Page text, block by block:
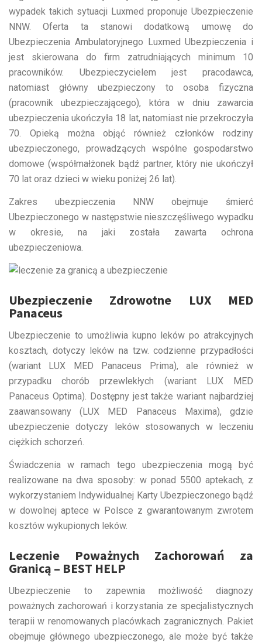
wypadek takich sytuacji Luxmed proponuje Ubezpieczenie
NNW. Oferta ta stanowi dodatkową umowę do
Ubezpieczenia Ambulatoryjnego Luxmed Ubezpieczenia i
jest skierowana do firm zatrudniających minimum 10
pracowników. Ubezpieczycielem jest pracodawca,
natomiast główny ubezpieczony to osoba fizyczna
(pracownik ubezpieczającego), która w dniu zawarcia
ubezpieczenia ukończyła 18 lat, natomiast nie przekroczyła
70. Opieką można objąć również członków rodziny
ubezpieczonego, prowadzących wspólne gospodarstwo
domowe (współmałżonek bądź partner, który nie ukończył
70 lat oraz dzieci w wieku poniżej 26 lat).
Zakres ubezpieczenia NNW obejmuje śmierć
Ubezpieczonego w następstwie nieszczęśliwego wypadku
w okresie, na jaki została zawarta ochrona
ubezpieczeniowa.
Ubezpieczenie Zdrowotne LUX MED
Panaceus
Ubezpieczenie to umożliwia kupno leków po atrakcyjnych
kosztach, dotyczy leków na tzw. codzienne przypadłości
(wariant LUX MED Panaceus Prima), ale również w
przypadku chorób przewlekłych (wariant LUX MED
Panaceus Optima). Dostępny jest także wariant najbardziej
zaawansowany (LUX MED Panaceus Maxima), gdzie
ubezpieczenie dotyczy leków stosowanych w leczeniu
ciężkich schorzeń.
Świadczenia w ramach tego ubezpieczenia mogą być
realizowane na dwa sposoby: w ponad 5500 aptekach, z
wykorzystaniem Indywidualnej Karty Ubezpieczonego bądź
w dowolnej aptece w Polsce z gwarantowanym zwrotem
kosztów wykupionych leków.
Leczenie Poważnych Zachorowań za
Granicą – BEST HELP
Ubezpieczenie to zapewnia możliwość diagnozy
poważnych zachorowań i korzystania ze specjalistycznych
terapii w renomowanych placówkach zagranicznych. Pakiet
obejmuje głównego ubezpieczonego, ale może być także